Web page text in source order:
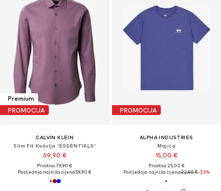
Premium
PROMOCIJA
CALVIN KLEIN
Slim Fit Košulja 'ESSENTIALS'
69,90 €
Prvotno: 79,90 €
Posljednja najniža cijena:59,90 €
PROMOCIJA
ALPHA INDUSTRIES
Majica
15,00 €
Prvotno: 25,00 €
Posljednja najniža cijena:22,50 €-33%